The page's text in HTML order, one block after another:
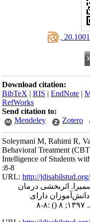
Download citation:
BibTeX |RIS |EndNote |
RefWorks
Send citation to:
Mendeley
Zotero
Soleymani M, Rahimi R,
Behavioral Treatment
Intelligence of Students
:8-8
URL:http://
اثربخشی درمان
دارای
() :۸-۸